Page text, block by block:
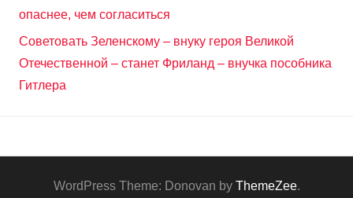
опаснее, чем согласиться
Советовать Зеленскому – внуку героя Великой
Отечественной – станет Фриланд – внучка пособника
Гитлера
WordPress Theme: Donovan by ThemeZee.